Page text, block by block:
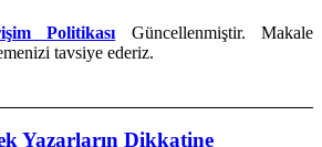
Politikası Güncellenmiştir. Makale
tavsiye ederiz.
Yazarların Dikkatine